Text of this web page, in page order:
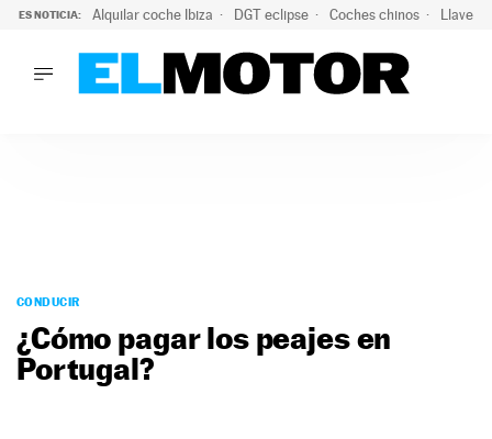
ES NOTICIA: Alquilar coche Ibiza DGT eclipse Coches chinos Llaves
PODCAST
MOTOS
TECNOLOGÍA
CONDUCIR
¿Cómo pagar los peajes en
Portugal?